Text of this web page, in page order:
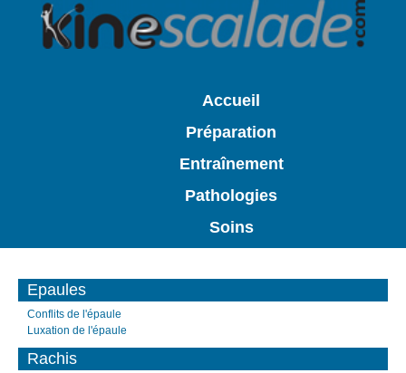
Accueil
Préparation
Entraînement
Pathologies
Soins
Epaules
Conflits de l'épaule
Luxation de l'épaule
Rachis